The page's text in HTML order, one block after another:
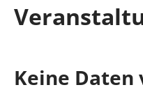
Keine Daten